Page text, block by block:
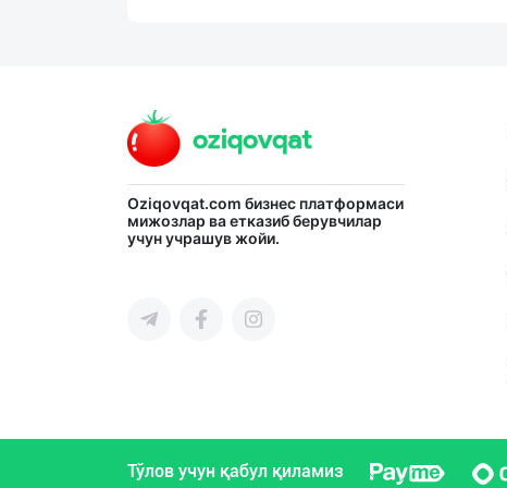
Oziqovqat.com бизнес платформаси
мижозлар ва етказиб берувчилар
учун учрашув жойи.
Тўлов учун қабул қиламиз